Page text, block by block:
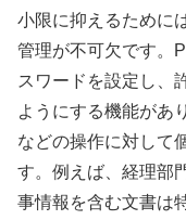
小限に抑えるために
管理が不可欠です。
スワードを設定し、
ようにする機能があ
などの操作に対して
す。例えば、経理部
事情報を含む文書は